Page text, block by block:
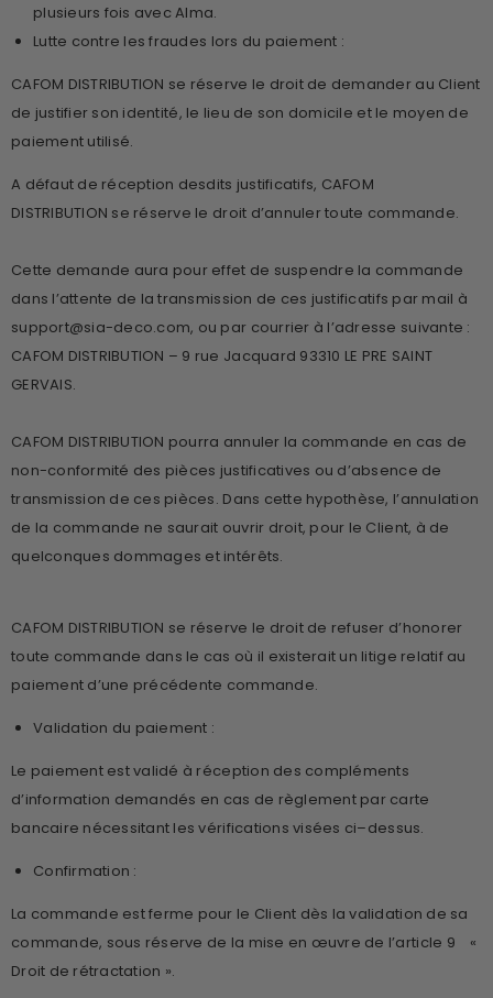
plusieurs fois avec Alma.
Lutte contre les fraudes lors du paiement :
CAFOM DISTRIBUTION se réserve le droit de demander au Client
de justifier son identité, le lieu de son domicile et le moyen de
paiement utilisé.
A défaut de réception desdits justificatifs, CAFOM
DISTRIBUTION se réserve le droit d’annuler toute commande.
Cette demande aura pour effet de suspendre la commande
dans l’attente de la transmission de ces justificatifs par mail à
support@sia-deco.com, ou par courrier à l’adresse suivante :
CAFOM DISTRIBUTION – 9 rue Jacquard 93310 LE PRE SAINT
GERVAIS.
CAFOM DISTRIBUTION pourra annuler la commande en cas de
non-conformité des pièces justificatives ou d’absence de
transmission de ces pièces. Dans cette hypothèse, l’annulation
de la commande ne saurait ouvrir droit, pour le Client, à de
quelconques dommages et intérêts.
CAFOM DISTRIBUTION se réserve le droit de refuser d’honorer
toute commande dans le cas où il existerait un litige relatif au
paiement d’une précédente commande.
Validation du paiement :
Le paiement est validé à réception des compléments
d’information demandés en cas de règlement par carte
bancaire nécessitant les vérifications visées ci–dessus.
Confirmation :
La commande est ferme pour le Client dès la validation de sa
commande, sous réserve de la mise en œuvre de l’article 9 «
Droit de rétractation ».